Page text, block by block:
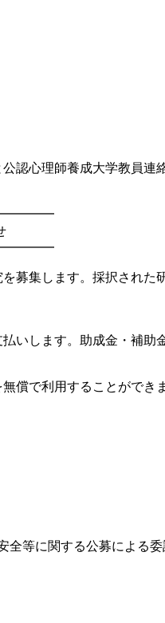
認心理師養成大学教員
募集します。採択され
いします。助成金・補助
償で利用することができま
等に関する公募による